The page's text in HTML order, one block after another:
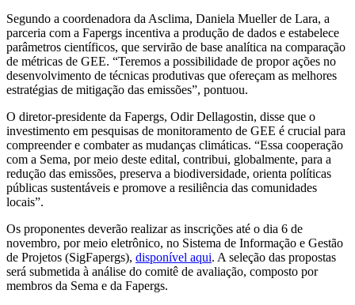
Segundo a coordenadora da Asclima, Daniela Mueller de Lara, a
parceria com a Fapergs incentiva a produção de dados e estabelece
parâmetros científicos, que servirão de base analítica na comparação
de métricas de GEE. “Teremos a possibilidade de propor ações no
desenvolvimento de técnicas produtivas que ofereçam as melhores
estratégias de mitigação das emissões”, pontuou.
O diretor-presidente da Fapergs, Odir Dellagostin, disse que o
investimento em pesquisas de monitoramento de GEE é crucial para
compreender e combater as mudanças climáticas. “Essa cooperação
com a Sema, por meio deste edital, contribui, globalmente, para a
redução das emissões, preserva a biodiversidade, orienta políticas
públicas sustentáveis e promove a resiliência das comunidades
locais”.
Os proponentes deverão realizar as inscrições até o dia 6 de
novembro, por meio eletrônico, no Sistema de Informação e Gestão
de Projetos (SigFapergs), disponível aqui. A seleção das propostas
será submetida à análise do comitê de avaliação, composto por
membros da Sema e da Fapergs.